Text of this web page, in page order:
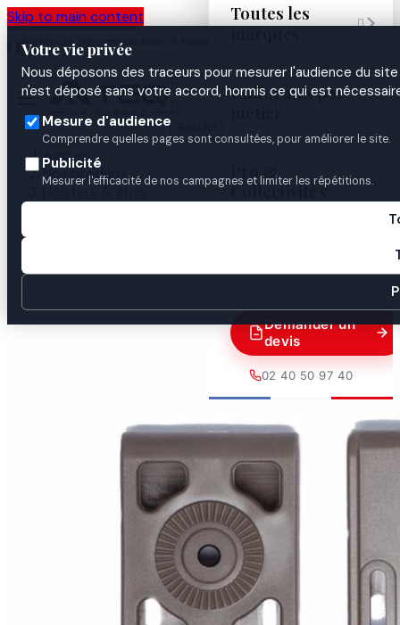
Skip to main content
Votre vie privée
Nous déposons des traceurs pour mesurer l'audience du
n'est déposé sans votre accord, hormis ce qui est
Mesure d'audience
Comprendre quelles pages sont consultées, pour améliorer le site.
Publicité
Mesurer l'efficacité de nos campagnes et limiter les répétitions.
Atelier de personnalisation à Nantes
depuis 2003

Toutes les
marques

Uniformes par
Pro &
Collectivités
Demander un
devis
02 40 50 97 40
Accueil
Nos produits